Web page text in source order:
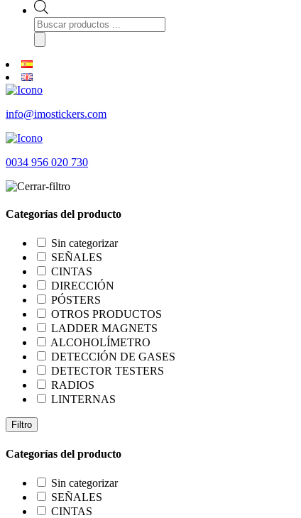
Búsqueda
de
productos
info@imostickers.com
0034 956 020 730
Categorías del producto
Sin categorizar
SEÑALES
CINTAS
DIRECCIÓN
PÓSTERS
OTROS PRODUCTOS
LADDER MAGNETS
ALCOHOLÍMETRO
DETECCIÓN DE GASES
DETECTOR TESTERS
RADIOS
LINTERNAS
Filtro
Categorías del producto
Sin categorizar
SEÑALES
CINTAS